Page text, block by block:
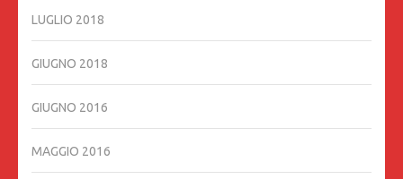
LUGLIO 2018
GIUGNO 2018
GIUGNO 2016
MAGGIO 2016